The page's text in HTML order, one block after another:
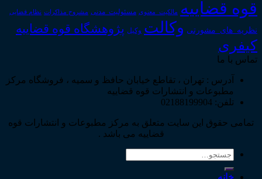
قوه قضاییه مالکیت_معنوی مسئولیت_مدنی مشروح مذاکرات نظام قضایی
نظریه_های_مشورتی وکالت وکیل پژوهشگاه قوه قضاییه
کیفری
تماس با ما
آدرس : تهران ، تقاطع خیابان حافظ و سمیه ، فروشگاه مرکز
مطبوعات و انتشارات قوه قضاییه
تلفن: 02188199904
تمامی حقوق این سایت متعلق به مرکز مطبوعات و انتشارات قوه
قضاییه می باشد .
جستجو
خانه